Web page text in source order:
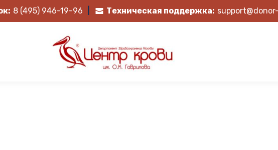
8 (495) 946-19-96 Техническая поддержка: